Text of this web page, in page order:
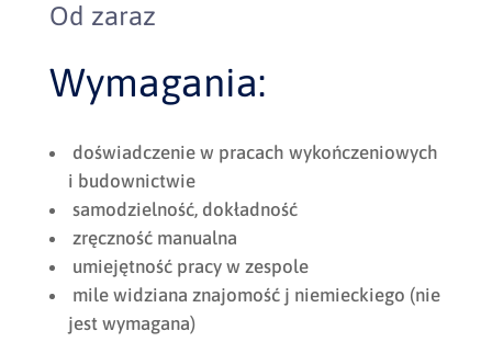
Od zaraz
Wymagania:
doświadczenie w pracach wykończeniowych
i budownictwie
samodzielność, dokładność
zręczność manualna
umiejętność pracy w zespole
mile widziana znajomość j niemieckiego (nie
jest wymagana)